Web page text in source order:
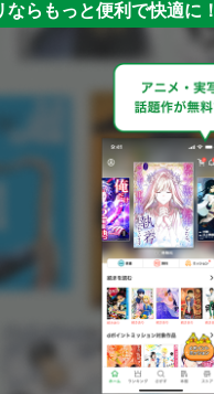
ならもっと便利で快適に！